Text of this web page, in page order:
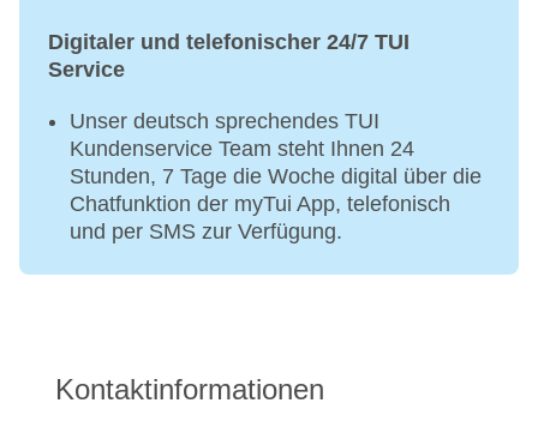
Digitaler und telefonischer 24/7 TUI
Service
Unser deutsch sprechendes TUI
Kundenservice Team steht Ihnen 24
Stunden, 7 Tage die Woche digital über die
Chatfunktion der myTui App, telefonisch
und per SMS zur Verfügung.
Kontaktinformationen